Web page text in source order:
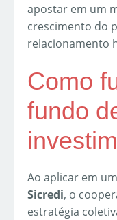
apostar em um
crescimento do
relacionamento
Como
fundo
Ao aplicar em um
Sicredi, o
estratégia